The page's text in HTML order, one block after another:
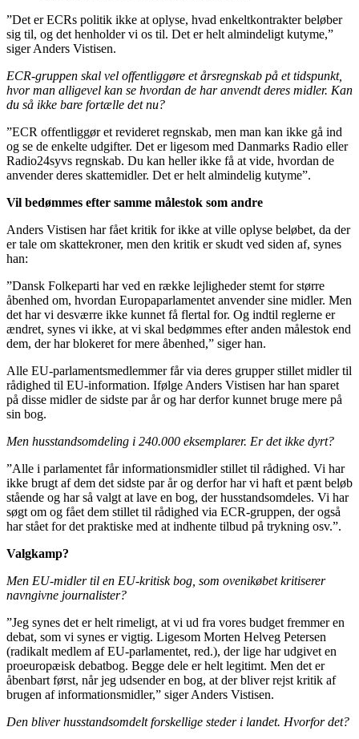
”Det er ECRs politik ikke at oplyse, hvad enkeltkontrakter beløber
sig til, og det henholder vi os til. Det er helt almindeligt kutyme,”
siger Anders Vistisen.
ECR-gruppen skal vel offentliggøre et årsregnskab på et tidspunkt,
hvor man alligevel kan se hvordan de har anvendt deres midler. Kan
du så ikke bare fortælle det nu?
”ECR offentliggør et revideret regnskab, men man kan ikke gå ind
og se de enkelte udgifter. Det er ligesom med Danmarks Radio eller
Radio24syvs regnskab. Du kan heller ikke få at vide, hvordan de
anvender deres skattemidler. Det er helt almindelig kutyme”.
Vil bedømmes efter samme målestok som andre
Anders Vistisen har fået kritik for ikke at ville oplyse beløbet, da der
er tale om skattekroner, men den kritik er skudt ved siden af, synes
han:
”Dansk Folkeparti har ved en række lejligheder stemt for større
åbenhed om, hvordan Europaparlamentet anvender sine midler. Men
det har vi desværre ikke kunnet få flertal for. Og indtil reglerne er
ændret, synes vi ikke, at vi skal bedømmes efter anden målestok end
dem, der har blokeret for mere åbenhed,” siger han.
Alle EU-parlamentsmedlemmer får via deres grupper stillet midler til
rådighed til EU-information. Ifølge Anders Vistisen har han sparet
på disse midler de sidste par år og har derfor kunnet bruge mere på
sin bog.
Men husstandsomdeling i 240.000 eksemplarer. Er det ikke dyrt?
”Alle i parlamentet får informationsmidler stillet til rådighed. Vi har
ikke brugt af dem det sidste par år og derfor har vi haft et pænt beløb
stående og har så valgt at lave en bog, der husstandsomdeles. Vi har
søgt om og fået dem stillet til rådighed via ECR-gruppen, der også
har stået for det praktiske med at indhente tilbud på trykning osv.”.
Valgkamp?
Men EU-midler til en EU-kritisk bog, som ovenikøbet kritiserer
navngivne journalister?
”Jeg synes det er helt rimeligt, at vi ud fra vores budget fremmer en
debat, som vi synes er vigtig. Ligesom Morten Helveg Petersen
(radikalt medlem af EU-parlamentet, red.), der lige har udgivet en
proeuropæisk debatbog. Begge dele er helt legitimt. Men det er
åbenbart først, når jeg udsender en bog, at der bliver rejst kritik af
brugen af informationsmidler,” siger Anders Vistisen.
Den bliver husstandsomdelt forskellige steder i landet. Hvorfor det?